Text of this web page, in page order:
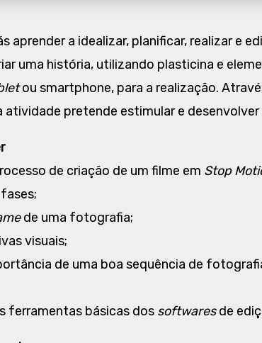
aprender a idealizar, planificar, realizar e
uma história, utilizando plasticina e
ou smartphone, para a realização.
atividade pretende estimular e
de criação de um filme em Stop
de uma fotografia;
visuais;
de uma boa sequência de
ferramentas básicas dos softwaresde